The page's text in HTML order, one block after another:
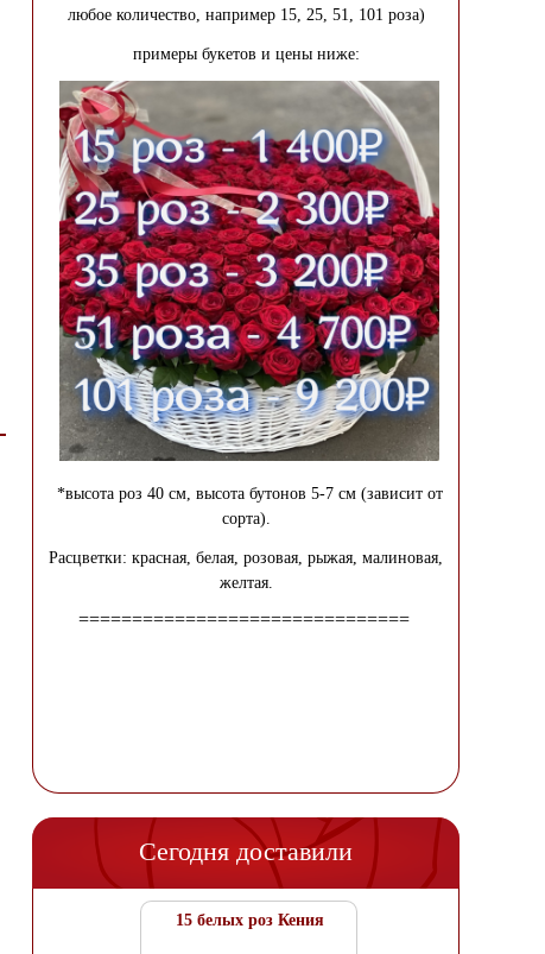
любое количество, например 15, 25, 51, 101 роза)
примеры букетов и цены ниже:
*высота роз 40 см, высота бутонов 5-7 см (зависит от
сорта).
Расцветки: красная, белая, розовая, рыжая, малиновая,
желтая.
===============================
Сегодня доставили
15 белых роз Кения